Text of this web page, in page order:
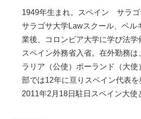
1949年生まれ。スペイン サラゴ
サラゴサ大学Lawスクール、ベル
業後、コロンビア大学に学び法学
スペイン外務省入省。在外勤務は
ラリア（公使）ポーランド（大使
部では12年に亘りスペイン代表を
2011年2月18日駐日スペイン大使